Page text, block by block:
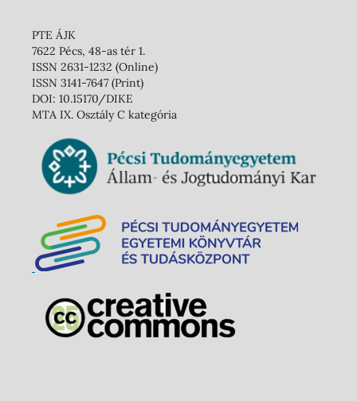
PTE ÁJK
7622 Pécs, 48-as tér 1.
ISSN 2631-1232 (Online)
ISSN 3141-7647 (Print)
DOI: 10.15170/DIKE
MTA IX. Osztály C kategória